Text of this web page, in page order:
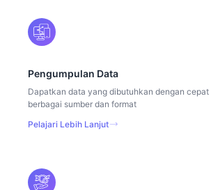
Pengumpulan Data
Dapatkan data yang dibutuhkan dengan
berbagai sumber dan format
Pelajari Lebih Lanjut